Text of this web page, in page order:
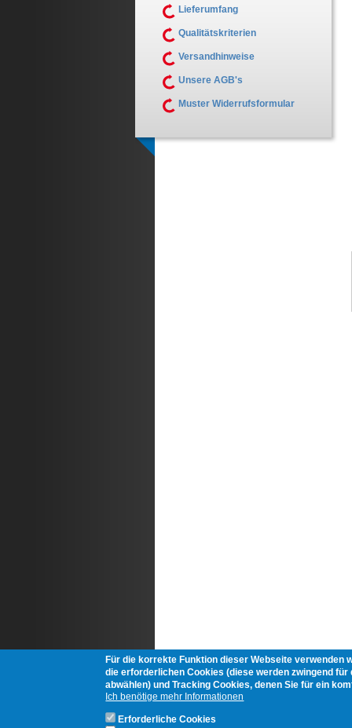
Lieferumfang
Qualitätskriterien
Versandhinweise
Unsere AGB's
Muster Widerrufsformular
Für die korrekte Funktion dieser Webseite verwenden
die erforderlichen Cookies (diese werden zwingend
abwählen) und Tracking Cookies, denen Sie für ein
Ich benötige mehr Informationen
Erforderliche Cookies